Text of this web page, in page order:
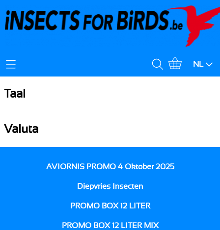
Mijn Account
Verzendingskost
NL
AVIORNIS PROMO 4 Oktober 2025
Diepvries Insecten
PROMO BOX 12 LITER
PROMO BOX 12 LITER MIX
Taal
Deutsch
Nederlands
Valuta